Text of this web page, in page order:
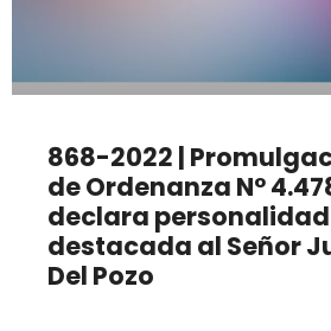
868-2022 |
de Ordenanza N°
declara personalidad
destacada al Señor
Del Pozo